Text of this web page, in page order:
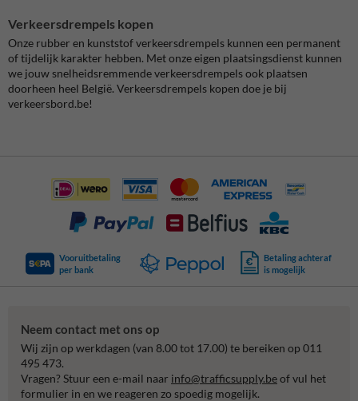
Verkeersdrempels kopen
Onze rubber en kunststof verkeersdrempels kunnen een permanent
of tijdelijk karakter hebben. Met onze eigen plaatsingsdienst kunnen
we jouw snelheidsremmende verkeersdrempels ook plaatsen
doorheen heel België. Verkeersdrempels kopen doe je bij
verkeersbord.be!
Vooruitbetaling
per bank
Betaling achteraf
is mogelijk
Neem contact met ons op
Wij zijn op werkdagen (van 8.00 tot 17.00) te bereiken op 011
495 473.
Vragen? Stuur een e-mail naar info@trafficsupply.beof vul het
formulier in en we reageren zo spoedig mogelijk.